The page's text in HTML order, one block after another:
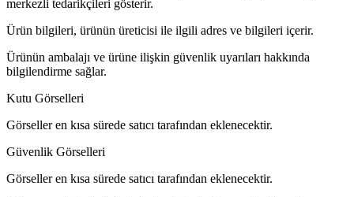
merkezli tedarikçileri gösterir.
Ürün bilgileri, ürünün üreticisi ile ilgili adres ve bilgileri içerir.
Ürünün ambalajı ve ürüne ilişkin güvenlik uyarıları hakkında
bilgilendirme sağlar.
Kutu Görselleri
Görseller en kısa sürede satıcı tarafından eklenecektir.
Güvenlik Görselleri
Görseller en kısa sürede satıcı tarafından eklenecektir.